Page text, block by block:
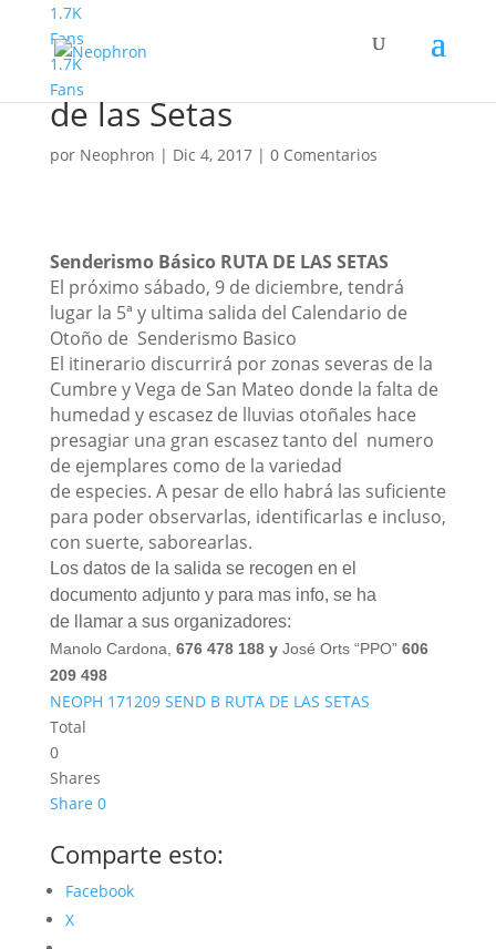
1.7K
Fans
1.7K
Fans
Senderismo Básico Ruta
de las Setas
por Neophron | Dic 4, 2017| 0 Comentarios
Senderismo Básico RUTA DE LAS SETAS
El próximo sábado, 9 de diciembre, tendrá
lugar la 5ª y ultima salida del Calendario de
Otoño de Senderismo Basico
El itinerario discurrirá por zonas severas de la
Cumbre y Vega de San Mateo donde la falta de
humedad y escasez de lluvias otoñales hace
presagiar una gran escasez tanto del numero
de ejemplares como de la variedad
de especies. A pesar de ello habrá las suficiente
para poder observarlas, identificarlas e incluso,
con suerte, saborearlas.
Los datos de la salida se recogen en el
documento adjunto y para mas info, se ha
de llamar a sus organizadores:
Manolo Cardona, 676 478 188 y José Orts “PPO” 606
209 498
NEOPH 171209 SEND B RUTA DE LAS SETAS
Total
0
Shares
Share 0
Comparte esto:
Facebook
X